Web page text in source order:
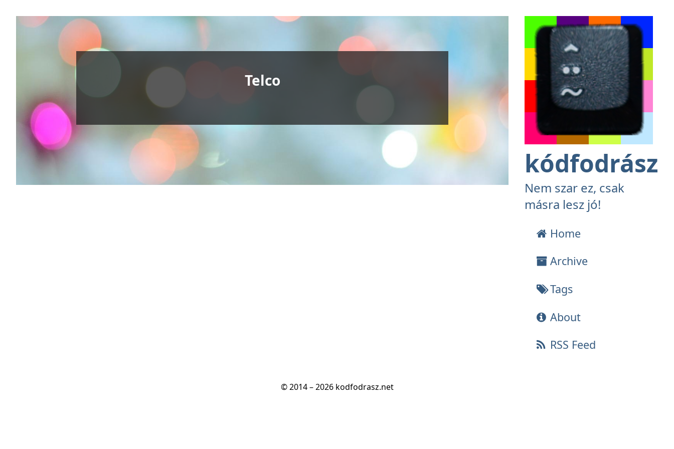
kódfodrász
Nem szar ez, csak
másra lesz jó!
Home
Archive
Tags
About
RSS Feed
Telco
© 2014 – 2026 kodfodrasz.net